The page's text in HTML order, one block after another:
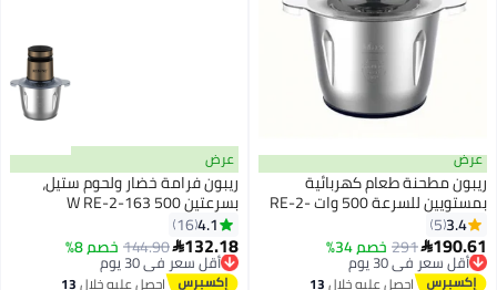
عرض
ريبون مطحنة طعام كهربائية
بمستويين للسرعة 500 وات RE-2-
100 أزرق3.4
5
190.61
291 خصم 34% أقل سعر في 30 يوم
توصيل مجاني
أقل سعر في 30 يوماحصل عليه خلال13
عرض
ريبون فرامة خضار ولحوم ستيل،
بسرعتين 500 W RE-2-163
4.1
16
132.18
144.90خصم 8% أقل سعر في 30 يوم
توصيل مجاني
أقل سعر في 30 يوماحصل عليه خلال13